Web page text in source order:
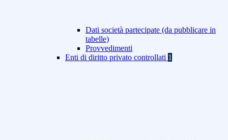
Dati società partecipate (da pubblicare in
tabelle)
Provvedimenti
Enti di diritto privato controllati 1